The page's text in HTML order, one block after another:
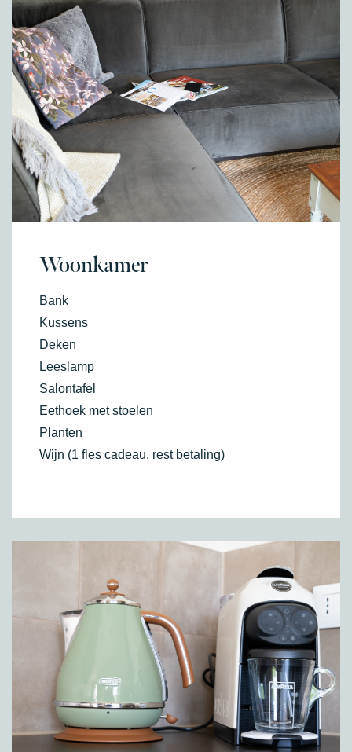
Woonkamer
Bank
Kussens
Deken
Leeslamp
Salontafel
Eethoek met stoelen
Planten
Wijn (1 fles cadeau, rest betaling)